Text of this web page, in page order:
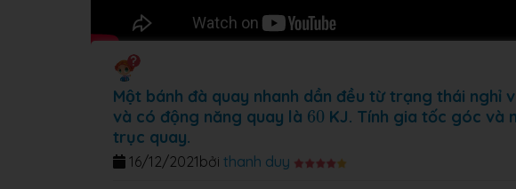
Một bánh đà quay nhanh dần đều từ trạng thái nghỉ
và có động năng quay là 60
60 KJ. Tính gia tốc góc và
trục quay.
bởi thanh duy
16/12/2021